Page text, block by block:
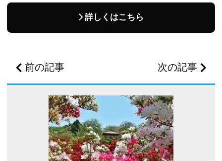
詳しくはこちら
前の記事 次の記事